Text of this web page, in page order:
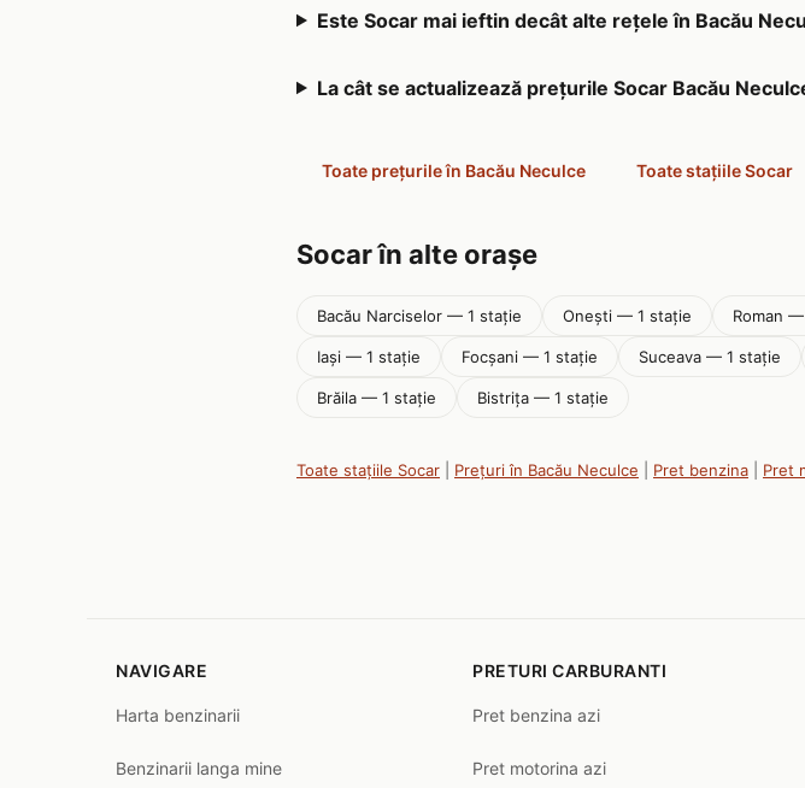
Este Socar mai ieftin decât alte rețele în Bacău
La cât se actualizează prețurile Socar Bacău
Toate prețurile în Bacău Neculce Toate stațiile Socar
Socar în alte orașe
Bacău Narciselor — 1 stație Onești — 1 stație Roman
Iaşi — 1 stație Focşani — 1 stație Suceava — 1 stație
Brăila — 1 stație Bistriţa — 1 stație
Toate stațiile Socar Prețuri în Bacău Neculce Pret benzina Pret
NAVIGARE
Harta benzinarii
Benzinarii langa mine
PRETURI CARBURANTI
Pret benzina azi
Pret motorina azi